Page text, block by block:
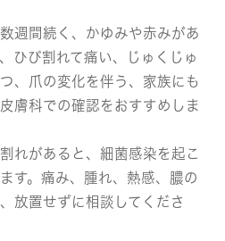
週間続く、かゆみや赤みがあ
ひび割れて痛い、じゅくじゅ
、爪の変化を伴う、家族にも
膚科での確認をおすすめしま
れがあると、細菌感染を起こ
す。痛み、腫れ、熱感、膿の
放置せずに相談してくださ